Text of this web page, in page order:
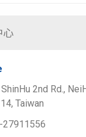
心
ShinHu 2nd Rd.,
Taiwan